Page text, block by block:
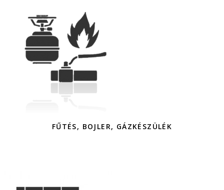
FŰTÉS, BOJLER, GÁZKÉSZÜLÉK